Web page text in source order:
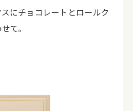
にチョコレートとロールク
て。